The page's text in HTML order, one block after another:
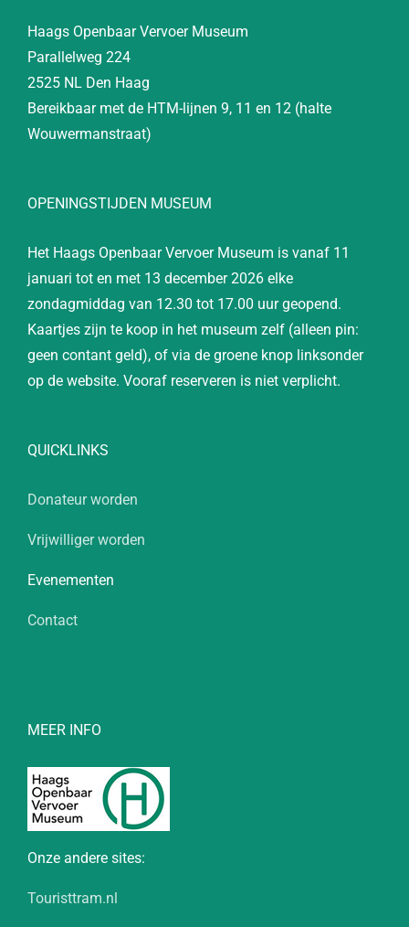
Haags Openbaar Vervoer Museum
Parallelweg 224
2525 NL Den Haag
Bereikbaar met de HTM-lijnen 9, 11 en 12 (halte
Wouwermanstraat)
OPENINGSTIJDEN MUSEUM
Het Haags Openbaar Vervoer Museum is vanaf 11
januari tot en met 13 december 2026 elke
zondagmiddag van 12.30 tot 17.00 uur geopend.
Kaartjes zijn te koop in het museum zelf (alleen pin:
geen contant geld), of via de groene knop linksonder
op de website. Vooraf reserveren is niet verplicht.
QUICKLINKS
Donateur worden
Vrijwilliger worden
Evenementen
Contact
MEER INFO
Onze andere sites:
Touristtram.nl